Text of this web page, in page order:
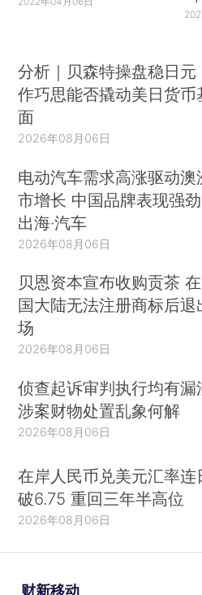
分析｜贝森特操盘稳日元
作巧思能否撬动美日货币
面
2026年08月06日
电动汽车需求高涨驱动澳
市增长 中国品牌表现强劲
出海·汽车
2026年08月06日
贝恩资本宣布收购贡茶
国大陆无法注册商标后退
场
2026年08月06日
侦查起诉审判执行均有漏
涉案财物处置乱象何解
2026年08月06日
在岸人民币兑美元汇率连
破6.75 重回三年半高位
2026年08月06日
财新移动